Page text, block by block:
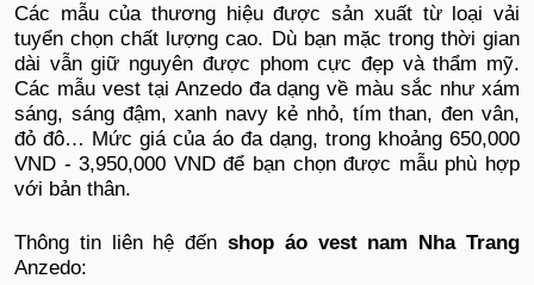
Các mẫu của thương hiệu được sản xuất từ loại vải
tuyển chọn chất lượng cao. Dù bạn mặc trong thời gian
dài vẫn giữ nguyên được phom cực đẹp và thẩm mỹ.
Các mẫu vest tại Anzedo đa dạng về màu sắc như xám
sáng, sáng đậm, xanh navy kẻ nhỏ, tím than, đen vân,
đỏ đô… Mức giá của áo đa dạng, trong khoảng 650,000
VND - 3,950,000 VND để bạn chọn được mẫu phù hợp
với bản thân.
Thông tin liên hệ đến shop áo vest nam Nha Trang
Anzedo: